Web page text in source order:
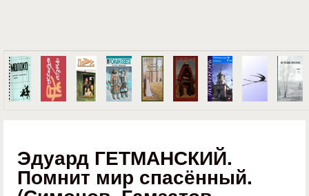
Эдуард ГЕТМАНСКИЙ.
Помнит мир спасённый.